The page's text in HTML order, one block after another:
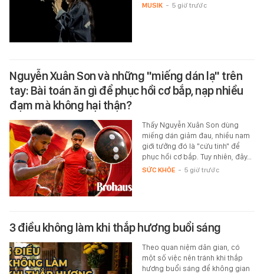
MUSIK - 5 giờ trước
Nguyễn Xuân Son và những "miếng dán lạ" trên
tay: Bài toán ăn gì để phục hồi cơ bắp, nạp nhiều
đạm mà không hại thận?
Thấy Nguyễn Xuân Son dùng
miếng dán giảm đau, nhiều nam
giới tưởng đó là "cứu tinh" để
phục hồi cơ bắp. Tuy nhiên, đây…
SỨC KHỎE - 5 giờ trước
3 điều không làm khi thắp hương buổi sáng
Theo quan niệm dân gian, có
một số việc nên tránh khi thắp
hương buổi sáng để không gian